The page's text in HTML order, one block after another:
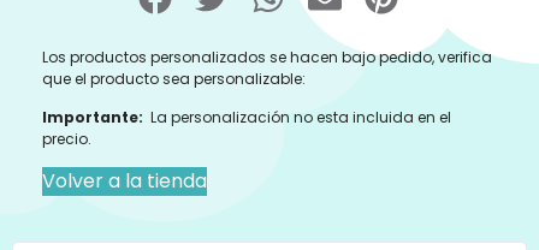
Los productos personalizados se hacen bajo pedido, verifica
que el producto sea personalizable:
Importante: La personalización no esta incluida en el
precio.
Volver a la tienda